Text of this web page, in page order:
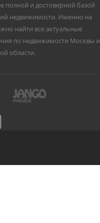
полной и достоверной базой
недвижимости. Именно на
найти все актуальные
по недвижимости Москвы и
области.